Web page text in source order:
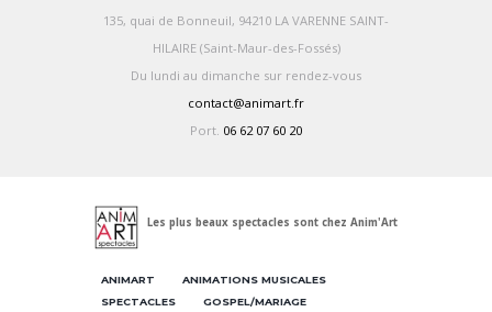
135, quai de Bonneuil, 94210 LA VARENNE SAINT-
HILAIRE (Saint-Maur-des-Fossés)
Du lundi au dimanche sur rendez-vous
contact@animart.fr
Port. 06 62 07 60 20
Les plus beaux spectacles sont chez Anim'Art
ANIMART
ANIMATIONS MUSICALES
SPECTACLES
GOSPEL/MARIAGE